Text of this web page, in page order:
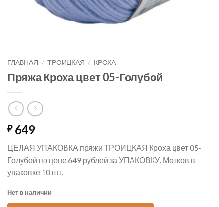
ГЛАВНАЯ / ТРОИЦКАЯ / КРОХА
Пряжа Кроха цвет 05-Голубой
₽649
ЦЕЛАЯ УПАКОВКА пряжи ТРОИЦКАЯ Кроха цвет 05-
Голубой по цене 649 рублей за УПАКОВКУ. Мотков в
упаковке 10 шт.
Нет в наличии